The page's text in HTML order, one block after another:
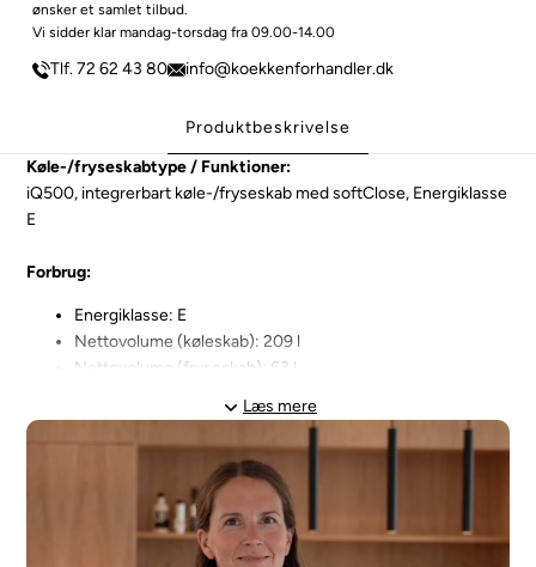
ønsker et samlet tilbud.
Vi sidder klar mandag-torsdag fra 09.00-14.00
Tlf. 72 62 43 80 info@koekkenforhandler.dk
Produktbeskrivelse
Køle-/fryseskabtype / Funktioner:
iQ500, integrerbart køle-/fryseskab med softClose, Energiklasse
E
Forbrug:
Energiklasse: E
Nettovolume (køleskab): 209 l
Nettovolume (fryseskab): 63 l
Lydniveau: 36 dB
Med fladhængsler til køkkenfront, Låge med
dæmpesystem og dørlukningshjælp med softClose
Læs mere